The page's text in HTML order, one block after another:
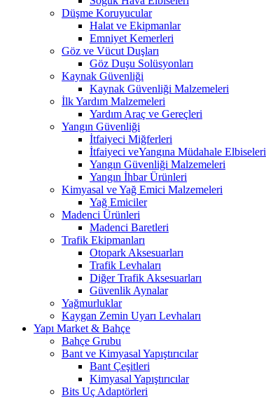
Düşme Koruyucular
Halat ve Ekipmanlar
Emniyet Kemerleri
Göz ve Vücut Duşları
Göz Duşu Solüsyonları
Kaynak Güvenliği
Kaynak Güvenliği Malzemeleri
İlk Yardım Malzemeleri
Yardım Araç ve Gereçleri
Yangın Güvenliği
İtfaiyeci Miğferleri
İtfaiyeci veYangına Müdahale Elbiseleri
Yangın Güvenliği Malzemeleri
Yangın İhbar Ürünleri
Kimyasal ve Yağ Emici Malzemeleri
Yağ Emiciler
Madenci Ürünleri
Madenci Baretleri
Trafik Ekipmanları
Otopark Aksesuarları
Trafik Levhaları
Diğer Trafik Aksesuarları
Güvenlik Aynalar
Yağmurluklar
Kaygan Zemin Uyarı Levhaları
Yapı Market & Bahçe
Bahçe Grubu
Bant ve Kimyasal Yapıştırıcılar
Bant Çeşitleri
Kimyasal Yapıştırıcılar
Bits Uç Adaptörleri